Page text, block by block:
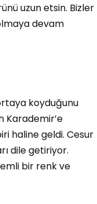
uzun etsin. Bizler
devam
koyduğunu
Karademir’e
haline geldi. Cesur
dile getiriyor.
bir renk ve